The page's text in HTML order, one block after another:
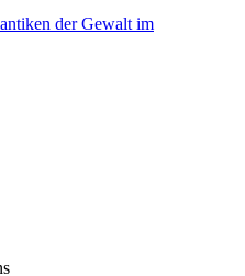
der Gewalt im